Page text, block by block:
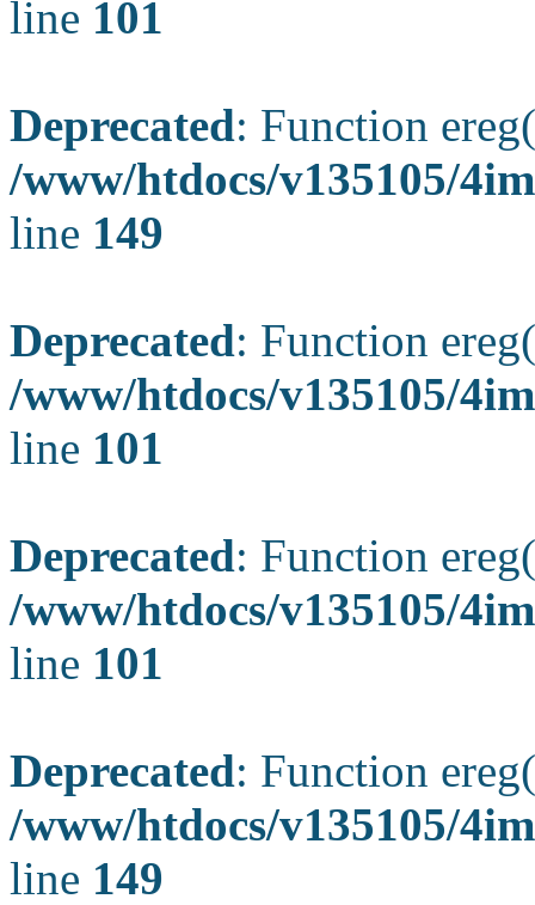
line 101
Deprecated: Function
/www/htdocs/v135105/
line 149
Deprecated: Function
/www/htdocs/v135105/
line 101
Deprecated: Function
/www/htdocs/v135105/
line 101
Deprecated: Function
/www/htdocs/v135105/
line 149